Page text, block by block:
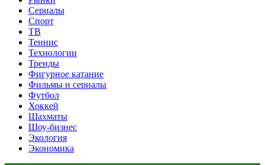
Сериалы
Спорт
ТВ
Теннис
Технологии
Тренды
Фигурное катание
Фильмы и сериалы
Футбол
Хоккей
Шахматы
Шоу-бизнес
Экология
Экономика